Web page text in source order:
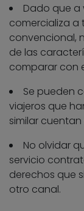
Dado que a
comercializa a
convencional,
de las
comparar con
Se pueden
viajeros que
similar
No olvidar
servicio
derechos que
otro canal.